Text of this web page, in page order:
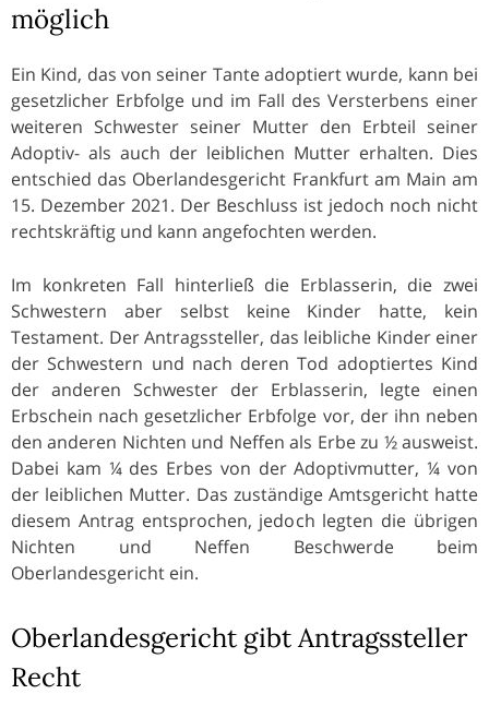
möglich
Ein Kind, das von seiner Tante adoptiert wurde, kann bei
gesetzlicher Erbfolge und im Fall des Versterbens einer
weiteren Schwester seiner Mutter den Erbteil seiner
Adoptiv- als auch der leiblichen Mutter erhalten. Dies
entschied das Oberlandesgericht Frankfurt am Main am
15. Dezember 2021. Der Beschluss ist jedoch noch nicht
rechtskräftig und kann angefochten werden.
Im konkreten Fall hinterließ die Erblasserin, die zwei
Schwestern aber selbst keine Kinder hatte, kein
Testament. Der Antragssteller, das leibliche Kinder einer
der Schwestern und nach deren Tod adoptiertes Kind
der anderen Schwester der Erblasserin, legte einen
Erbschein nach gesetzlicher Erbfolge vor, der ihn neben
den anderen Nichten und Neffen als Erbe zu ½ ausweist.
Dabei kam ¼ des Erbes von der Adoptivmutter, ¼ von
der leiblichen Mutter. Das zuständige Amtsgericht hatte
diesem Antrag entsprochen, jedoch legten die übrigen
Nichten und Neffen Beschwerde beim
Oberlandesgericht ein.
Oberlandesgericht gibt Antragssteller
Recht